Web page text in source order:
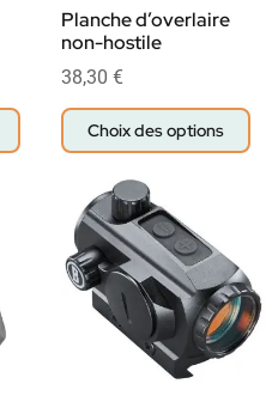
Planche d’overlaire
non-hostile
38,30 €
Choix des options